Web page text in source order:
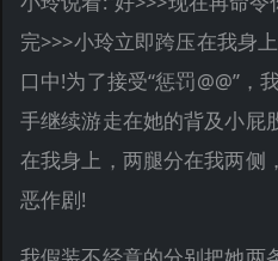
完>>>小玲立即跨压在我身
口中!为了接受“惩罚@@”，
手继续游走在她的背及小屁
在我身上，两腿分在我两侧
恶作剧!